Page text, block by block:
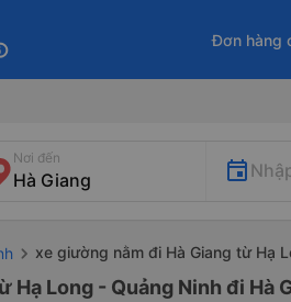
Đơn hàng
Nơi đến
xe giường nằm đi Hà Giang từ Hạ
Hạ Long - Quảng Ninh đi Hà